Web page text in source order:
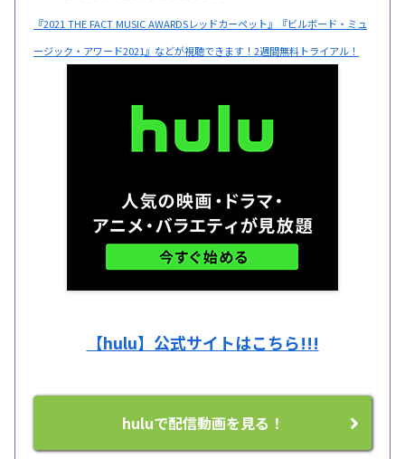
『2021 THE FACT MUSIC AWARDSレッドカーペット』『ビルボード・ミュ
ージック・アワード2021』などが視聴できます！2週間無料トライアル！
【hulu】公式サイトはこちら!!!
huluで配信動画を見る！